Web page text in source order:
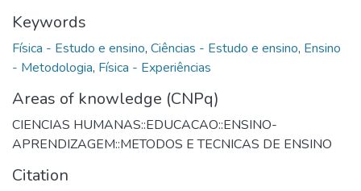
Keywords
Física - Estudo e ensino, Ciências - Estudo e ensino, Ensino
- Metodologia, Física - Experiências
Areas of knowledge (CNPq)
CIENCIAS HUMANAS::EDUCACAO::ENSINO-
APRENDIZAGEM::METODOS E TECNICAS DE ENSINO
Citation